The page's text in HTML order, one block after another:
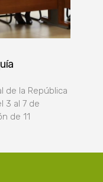
de la República
3 al 7 de
de 11